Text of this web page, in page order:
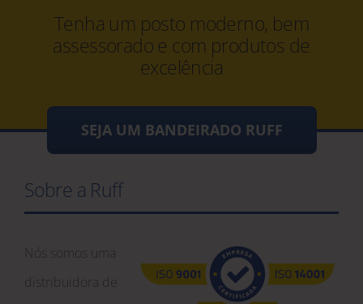
Tenha um posto moderno, bem
assessorado e com produtos de
excelência
SEJA UM BANDEIRADO RUFF
Sobre a Ruff
Nós somos uma
distribuidora de